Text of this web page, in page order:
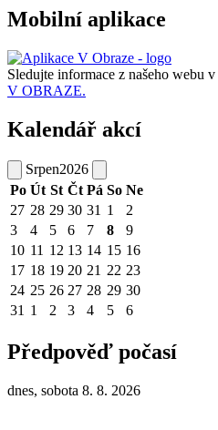
Mobilní aplikace
Sledujte informace z našeho webu v
V OBRAZE.
Kalendář akcí
Srpen2026
Po Út St Čt Pá So Ne
27 28 29 30 31 1
2
3
4 5 6 7 8
9
10 11 12 13 14 15 16
17 18 19 20 21 22 23
24 25 26 27 28 29 30
31 1 2 3 4 5 6
Předpověď počasí
dnes, sobota 8. 8. 2026